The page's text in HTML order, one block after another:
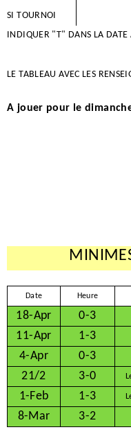
SI TOURNOI
INDIQUER "T" DANS LA DATE
LE TABLEAU AVEC LES
A jouer pour le
Date Heure
18-Apr 0-3
11-Apr 1-3
4-Apr
0-3
21/2
3-0
1-Feb 1-3
8-Mar
3-2